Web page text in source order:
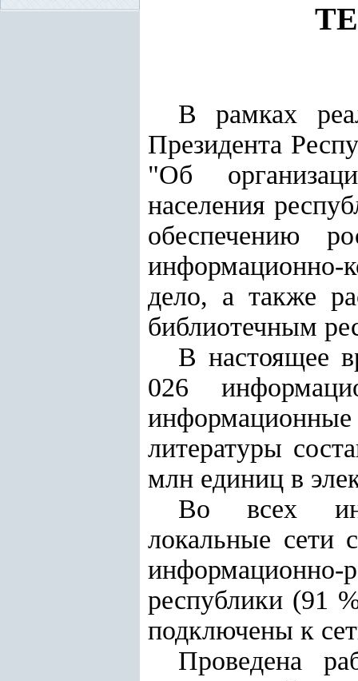
В рамках
Президента
"Об
населения
обеспечению
дело, а также
библиотечным
В настоящее
026
литературы
млн единиц в
Во всех
локальные
информационно-
республики (91
подключены к
Проведена